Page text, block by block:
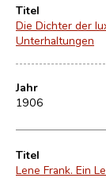
Titel
Die Dichter der
Unterhaltungen
Jahr
1906
Titel
Lene Frank. Ein